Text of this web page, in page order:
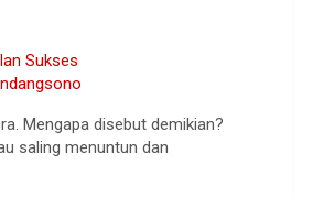
Sukses
Mengapa disebut demikian?
saling menuntun dan